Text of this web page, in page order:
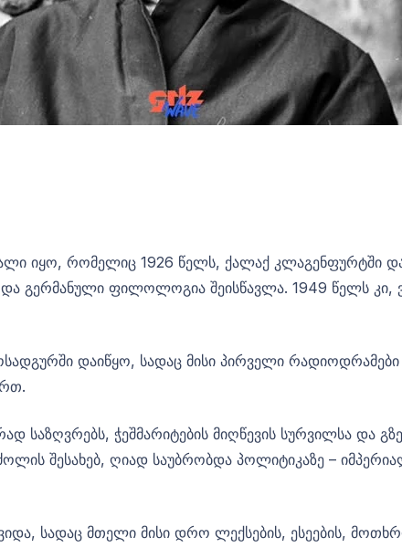
იყო, რომელიც 1926 წელს, ქალაქ კლაგენფურტში
გერმანული ფილოლოგია შეისწავლა. 1949 წელს კი,
დაიწყო, სადაც მისი პირველი რადიოდრამები
საზღვრებს, ჭეშმარიტების მიღწევის სურვილსა და
შესახებ, ღიად საუბრობდა პოლიტიკაზე –
სადაც მთელი მისი დრო ლექსების, ესეების,